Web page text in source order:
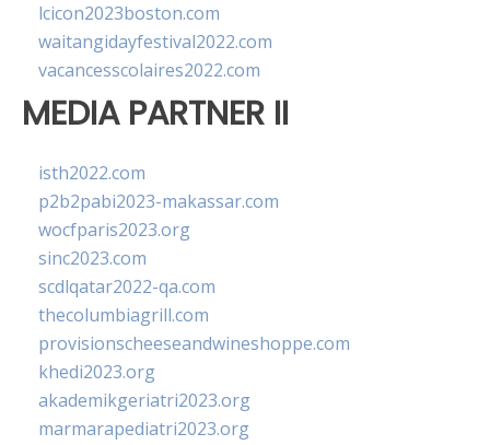
lcicon2023boston.com
waitangidayfestival2022.com
vacancesscolaires2022.com
MEDIA PARTNER II
isth2022.com
p2b2pabi2023-makassar.com
wocfparis2023.org
sinc2023.com
scdlqatar2022-qa.com
thecolumbiagrill.com
provisionscheeseandwineshoppe.com
khedi2023.org
akademikgeriatri2023.org
marmarapediatri2023.org